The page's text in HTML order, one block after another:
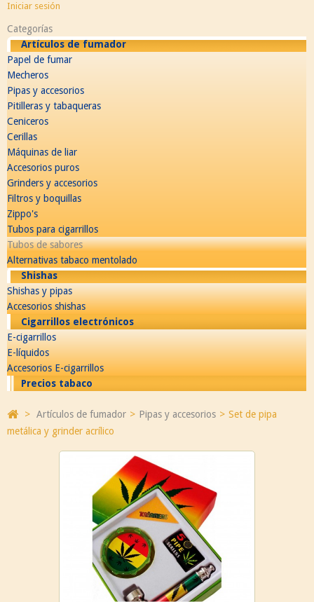
Iniciar sesión
Categorías
Artículos de fumador
Papel de fumar
Mecheros
Pipas y accesorios
Pitilleras y tabaqueras
Ceniceros
Cerillas
Máquinas de liar
Accesorios puros
Grinders y accesorios
Filtros y boquillas
Zippo's
Tubos para cigarrillos
Tubos de sabores
Alternativas tabaco mentolado
Shishas
Shishas y pipas
Accesorios shishas
Cigarrillos electrónicos
E-cigarrillos
E-líquidos
Accesorios E-cigarrillos
Precios tabaco
> Artículos de fumador > Pipas y accesorios > Set de pipa
metálica y grinder acrílico